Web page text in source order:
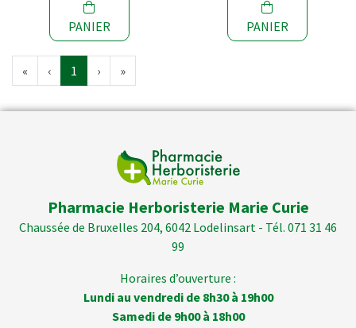
PANIER PANIER
« ‹ 1 › »
Pharmacie Herboristerie Marie Curie
Chaussée de Bruxelles 204, 6042 Lodelinsart - Tél. 071 31 46
99
Horaires d’ouverture :
Lundi au vendredi de 8h30 à 19h00
Samedi de 9h00 à 18h00